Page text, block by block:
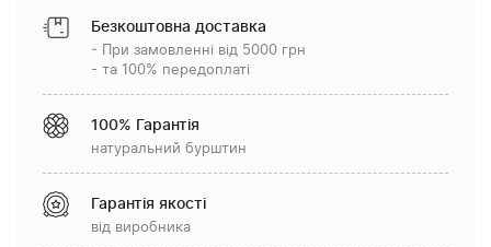
Безкоштовна доставка
- При замовленні від 5000 грн
- та 100% передоплаті
100% Гарантія
натуральний бурштин
Гарантія якості
від виробника